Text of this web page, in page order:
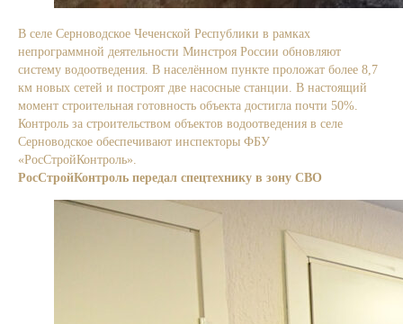
В селе Серноводское Чеченской Республики в рамках
непрограммной деятельности Минстроя России обновляют
систему водоотведения. В населённом пункте проложат более 8,7
км новых сетей и построят две насосные станции. В настоящий
момент строительная готовность объекта достигла почти 50%.
Контроль за строительством объектов водоотведения в селе
Серноводское обеспечивают инспекторы ФБУ
«РосСтройКонтроль».
РосСтройКонтроль передал спецтехнику в зону СВО